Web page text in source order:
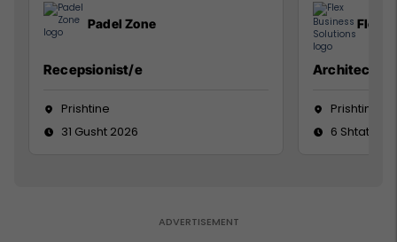
Padel Zone
Recepsionist/e
Prishtine
31 Gusht 2026
Flex
Architect
Prishtinë
6 Shtator